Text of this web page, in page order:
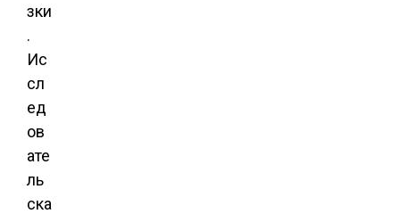
зки
.
Ис
сл
ед
ов
ате
ль
ска